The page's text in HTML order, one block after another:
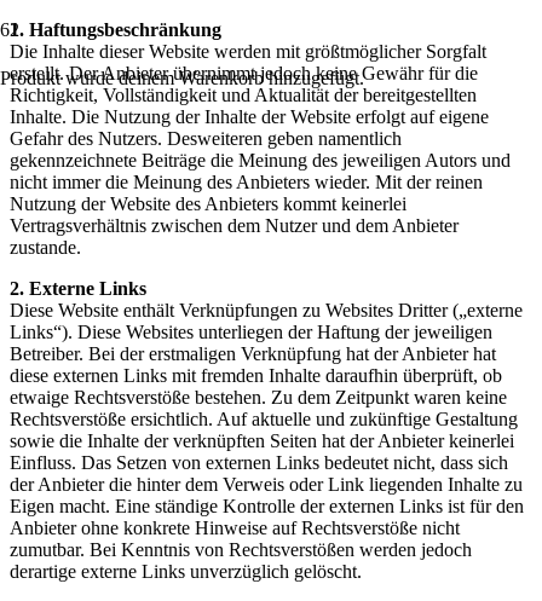
Produktwurde deinem Warenkorb hinzugefügt.
1. Haftungsbeschränkung
Die Inhalte dieser Website werden mit größtmöglicher Sorgfalt
erstellt. Der Anbieter übernimmt jedoch keine Gewähr für die
Richtigkeit, Vollständigkeit und Aktualität der bereitgestellten
Inhalte. Die Nutzung der Inhalte der Website erfolgt auf eigene
Gefahr des Nutzers. Desweiteren geben namentlich
gekennzeichnete Beiträge die Meinung des jeweiligen Autors und
nicht immer die Meinung des Anbieters wieder. Mit der reinen
Nutzung der Website des Anbieters kommt keinerlei
Vertragsverhältnis zwischen dem Nutzer und dem Anbieter
zustande.
2. Externe Links
Diese Website enthält Verknüpfungen zu Websites Dritter („externe
Links“). Diese Websites unterliegen der Haftung der jeweiligen
Betreiber. Bei der erstmaligen Verknüpfung hat der Anbieter hat
diese externen Links mit fremden Inhalte daraufhin überprüft, ob
etwaige Rechtsverstöße bestehen. Zu dem Zeitpunkt waren keine
Rechtsverstöße ersichtlich. Auf aktuelle und zukünftige Gestaltung
sowie die Inhalte der verknüpften Seiten hat der Anbieter keinerlei
Einfluss. Das Setzen von externen Links bedeutet nicht, dass sich
der Anbieter die hinter dem Verweis oder Link liegenden Inhalte zu
Eigen macht. Eine ständige Kontrolle der externen Links ist für den
Anbieter ohne konkrete Hinweise auf Rechtsverstöße nicht
zumutbar. Bei Kenntnis von Rechtsverstößen werden jedoch
derartige externe Links unverzüglich gelöscht.